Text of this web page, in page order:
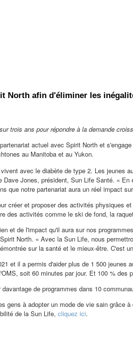
North afin d'éliminer les
trois ans pour répondre à la demande
actuel avec Spirit North et
au Manitoba et au Yukon.
avec le diabète de type 2. Les jeunes
Jones, président, Sun Life Santé. «
que notre partenariat aura un réel impact
créer et proposer des activités physiques
des activités comme le ski de fond, la
et de l'impact qu'il aura sur nos
North. « Avec la Sun Life, nous
sur la santé et le mieux-être.
et il a permis d'aider plus de 1 500 jeunes
soit 60 minutes par jour. Et 100 %
de programmes dans 10
gens à adopter un mode de vie sain
de la Sun Life, cliquez ici.